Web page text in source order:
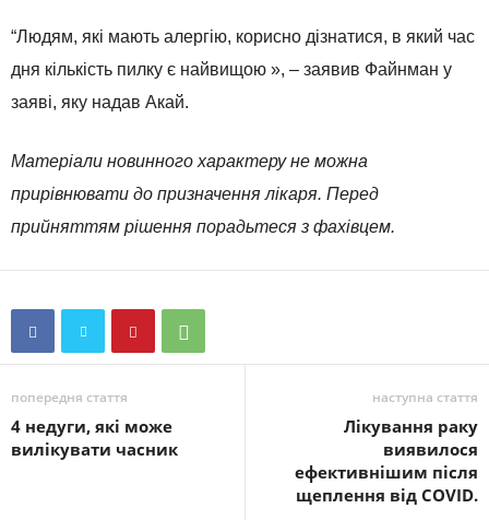
“Людям, які мають алергію, корисно дізнатися, в який час
дня кількість пилку є найвищою », – заявив Файнман у
заяві, яку надав Акай.
Матеріали новинного характеру не можна
прирівнювати до призначення лікаря. Перед
прийняттям рішення порадьтеся з фахівцем.
попередня стаття
4 недуги, які може
вилікувати часник
наступна стаття
Лікування раку
виявилося
ефективнішим після
щеплення від COVID.